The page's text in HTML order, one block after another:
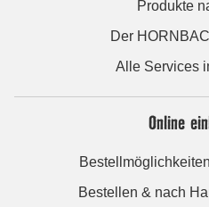
Produkte
Der
Alle Services
Online
Bestellen & nach